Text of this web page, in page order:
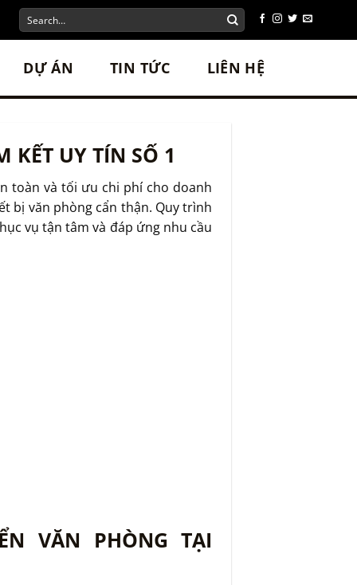
DỰ ÁN TIN TỨC LIÊN HỆ
KẾT UY TÍN SỐ 1
toàn và tối ưu chi phí cho doanh
bị văn phòng cẩn thận. Quy trình
vụ tận tâm và đáp ứng nhu cầu
VĂN PHÒNG TẠI